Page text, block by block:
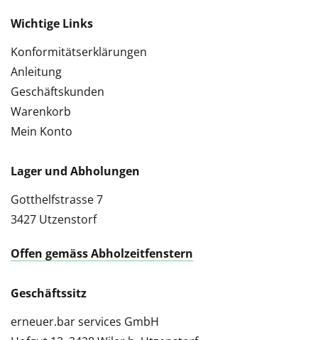
Wichtige Links
Konformitätserklärungen
Anleitung
Geschäftskunden
Warenkorb
Mein Konto
Lager und Abholungen
Gotthelfstrasse 7
3427 Utzenstorf
Offen gemäss Abholzeitfenstern
Geschäftssitz
erneuer.bar services GmbH